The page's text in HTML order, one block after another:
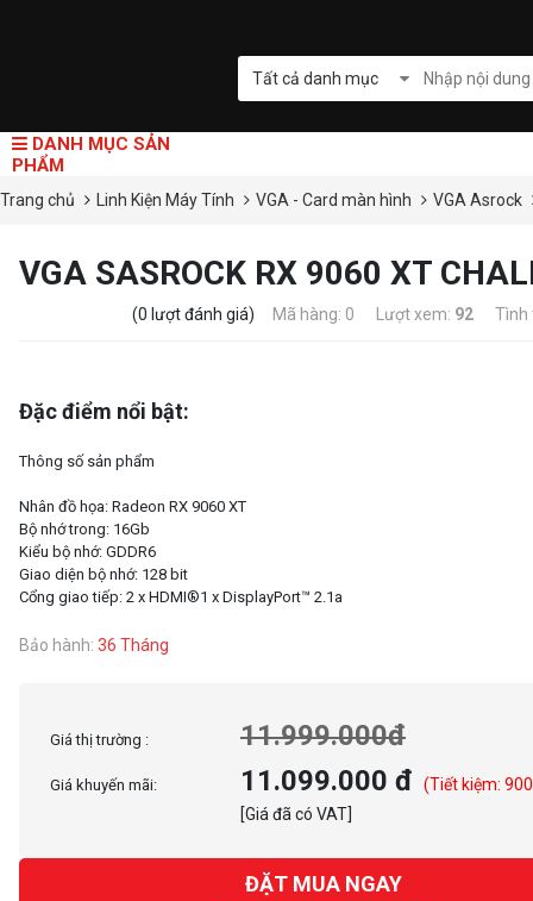
Tất cả danh mục
DANH MỤC SẢN
PHẨM
Trang chủ Linh Kiện Máy Tính VGA - Card màn hình VGA Asrock
VGA SASROCK RX 9060 XT
(0 lượt đánh giá) Mã hàng: 0 Lượt xem: 92 Tình
Đặc điểm nổi bật:
Thông số sản phẩm
Nhân đồ họa: Radeon RX 9060 XT
Bộ nhớ trong: 16Gb
Kiểu bộ nhớ: GDDR6
Giao diện bộ nhớ: 128 bit
Bảo hành: 36 Tháng
Giá thị trường : 11.999.000đ
Giá khuyến mãi: 11.099.000 đ
(Tiết kiệm:
[Giá đã có VAT]
ĐẶT MUA NGAY